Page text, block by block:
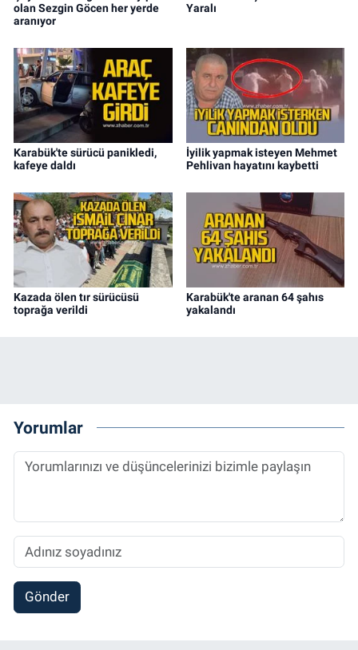
olan Sezgin Göcen her yerde
aranıyor
Yaralı
Karabük'te sürücü panikledi,
kafeye daldı
İyilik yapmak isteyen Mehmet
Pehlivan hayatını kaybetti
Kazada ölen tır sürücüsü
toprağa verildi
Karabük'te aranan 64 şahıs
yakalandı
Yorumlar
Gönder